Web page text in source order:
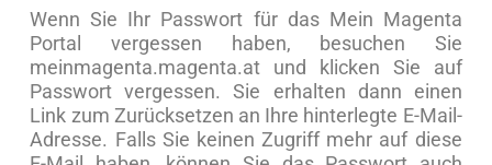
Wenn Sie Ihr Passwort für das Mein Magenta
Portal vergessen haben, besuchen Sie
meinmagenta.magenta.at und klicken Sie auf
Passwort vergessen. Sie erhalten dann einen
Link zum Zurücksetzen an Ihre hinterlegte E-Mail-
Adresse. Falls Sie keinen Zugriff mehr auf diese